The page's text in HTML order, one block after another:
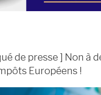
de presse ] Non à
Européens !